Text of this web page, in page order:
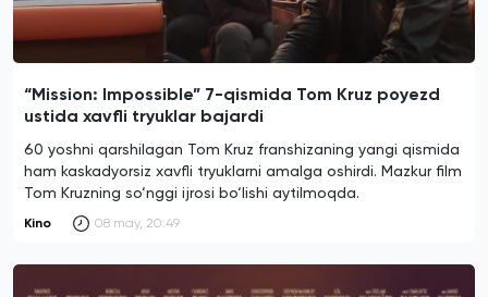
“Mission: Impossible” 7-qismida Tom Kruz poyezd
ustida xavfli tryuklar bajardi
60 yoshni qarshilagan Tom Kruz franshizaning yangi qismida
ham kaskadyorsiz xavfli tryuklarni amalga oshirdi. Mazkur film
Tom Kruzning so‘nggi ijrosi bo‘lishi aytilmoqda.
Kino 08 may, 20:49